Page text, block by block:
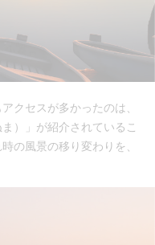
クセスが多かったのは、
）」が紹介されているこ
の風景の移り変わりを、